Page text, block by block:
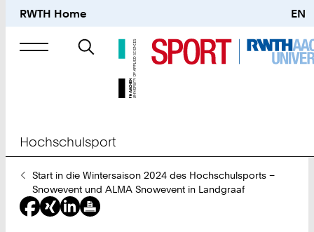
RWTH Home EN
Suche
nach
Hochschulsport
Sie
sind
hier:
Start in die Wintersaison 2024 des Hochschulsports –
Snowevent und ALMA Snowevent in Landgraaf